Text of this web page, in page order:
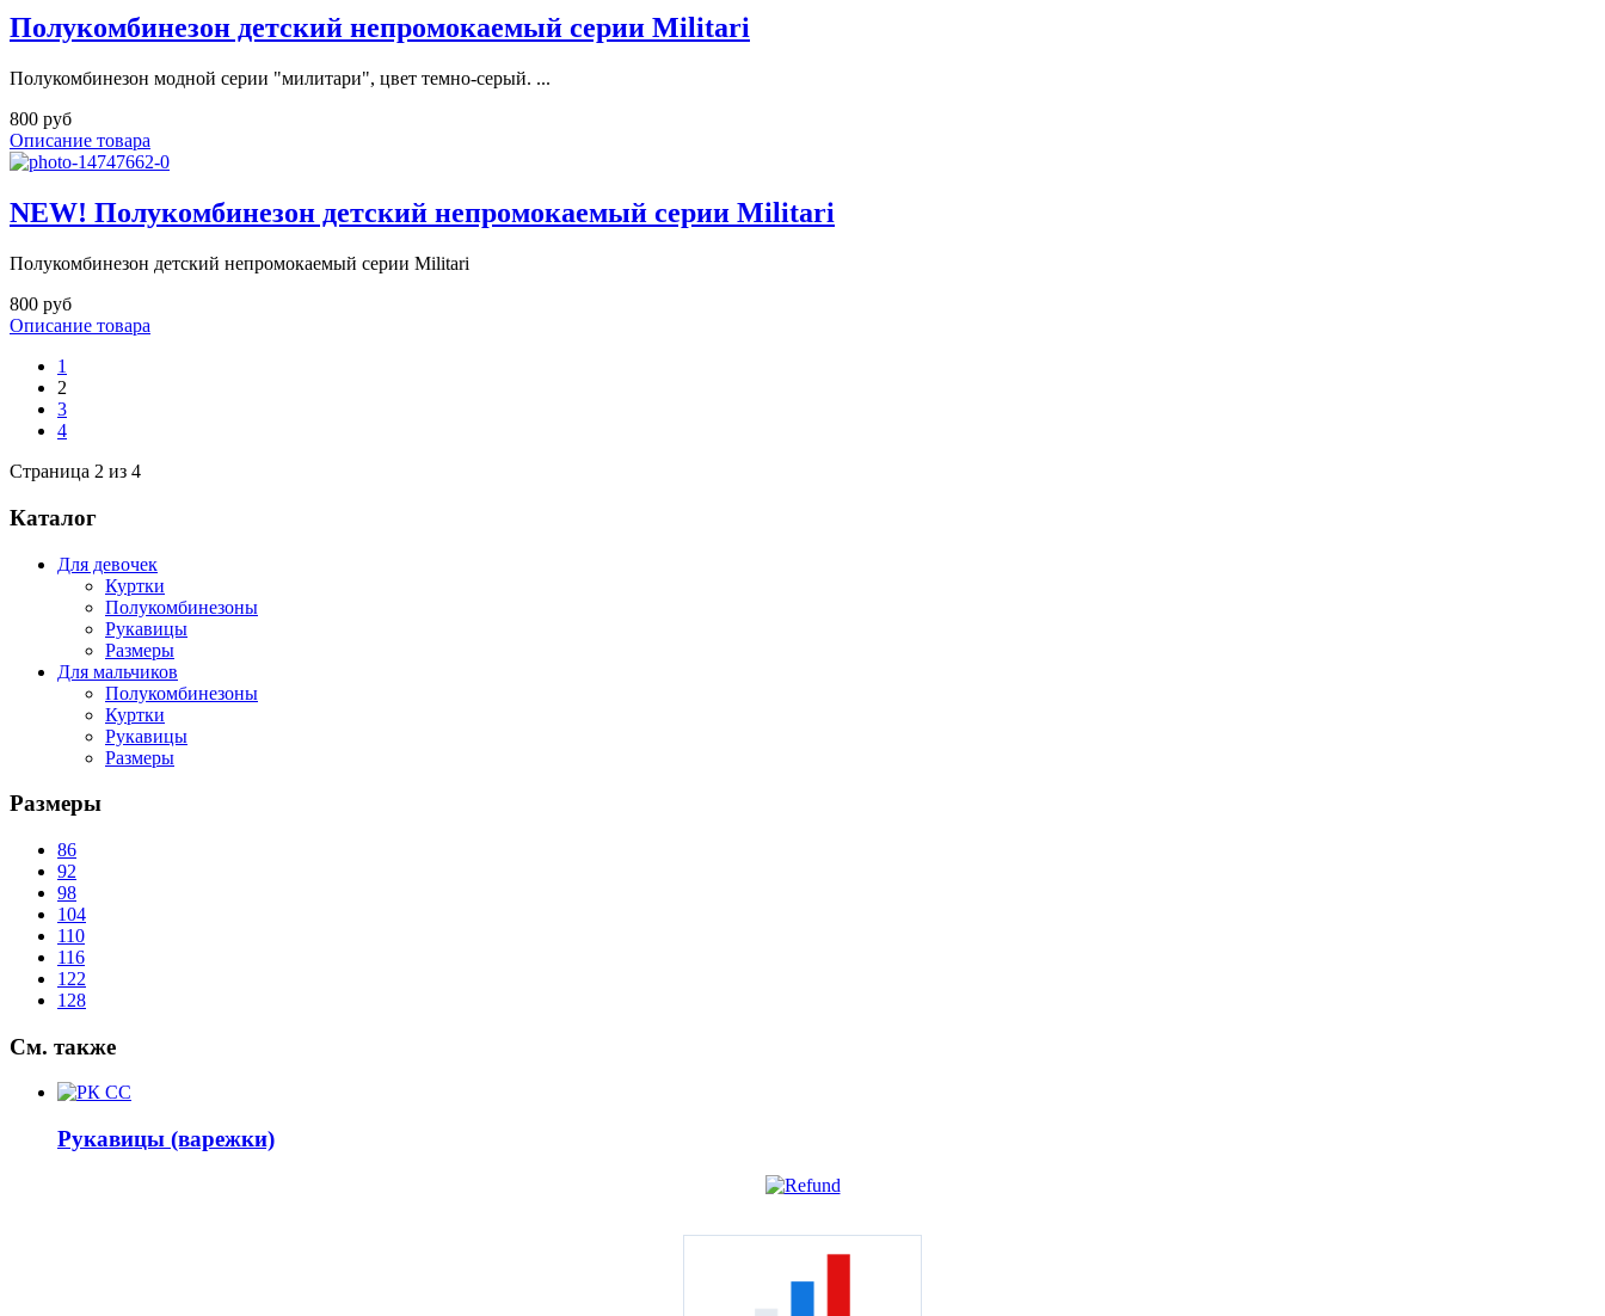
Полукомбинезон детский непромокаемый серии Militari
Полукомбинезон модной серии "милитари", цвет темно-серый. ...
800 руб
Описание товара
NEW! Полукомбинезон детский непромокаемый серии Militari
Полукомбинезон детский непромокаемый серии Militari
800 руб
Описание товара
1
2
3
4
Страница 2 из 4
Каталог
Для девочек
Куртки
Полукомбинезоны
Рукавицы
Размеры
Для мальчиков
Полукомбинезоны
Куртки
Рукавицы
Размеры
Размеры
86
92
98
104
110
116
122
128
См. также
Рукавицы (варежки)